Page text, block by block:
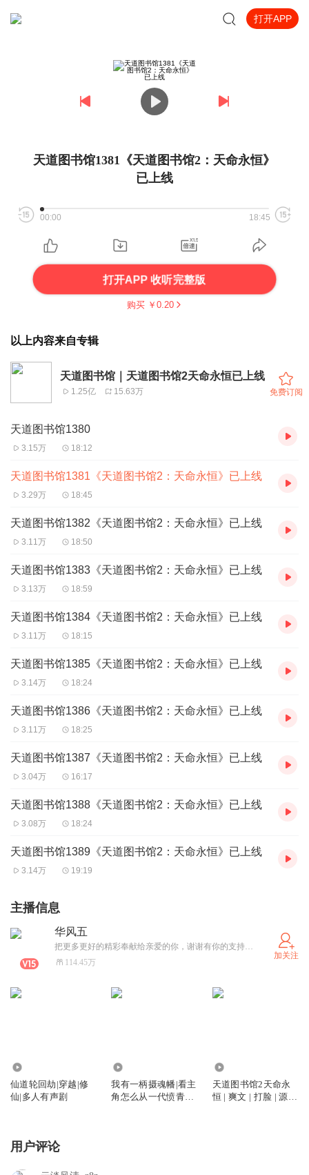
打开APP
天道图书馆1381《天道图书馆2：天命永恒》
已上线
00:00 18:45
打开APP 收听完整版
购买 ￥ 0.20
以上内容来自专辑
天道图书馆｜天道图书馆2天命永恒已上线
1.25亿 15.63万 免费订阅
天道图书馆1380
3.15万 18:12
天道图书馆1381《天道图书馆2：天命永恒》已上线
3.29万 18:45
天道图书馆1382《天道图书馆2：天命永恒》已上线
3.11万 18:50
天道图书馆1383《天道图书馆2：天命永恒》已上线
3.13万 18:59
天道图书馆1384《天道图书馆2：天命永恒》已上线
3.11万 18:15
天道图书馆1385《天道图书馆2：天命永恒》已上线
3.14万 18:24
天道图书馆1386《天道图书馆2：天命永恒》已上线
3.11万 18:25
天道图书馆1387《天道图书馆2：天命永恒》已上线
3.04万 16:17
天道图书馆1388《天道图书馆2：天命永恒》已上线
3.08万 18:24
天道图书馆1389《天道图书馆2：天命永恒》已上线
3.14万 19:19
主播信息
华风五
把更多更好的精彩奉献给亲爱的你，谢谢有你的支持������
114.45万
加关注
仙道轮回劫|穿越|修
仙|多人有声剧
我有一柄摄魂幡|看主
角怎么从一代愤青转
天道图书馆2天命永
恒 | 爽文 | 打脸 | 源世
用户评论